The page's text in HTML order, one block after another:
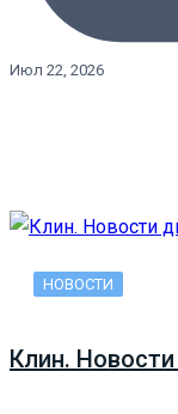
Июл 22, 2026
НОВОСТИ
Клин.